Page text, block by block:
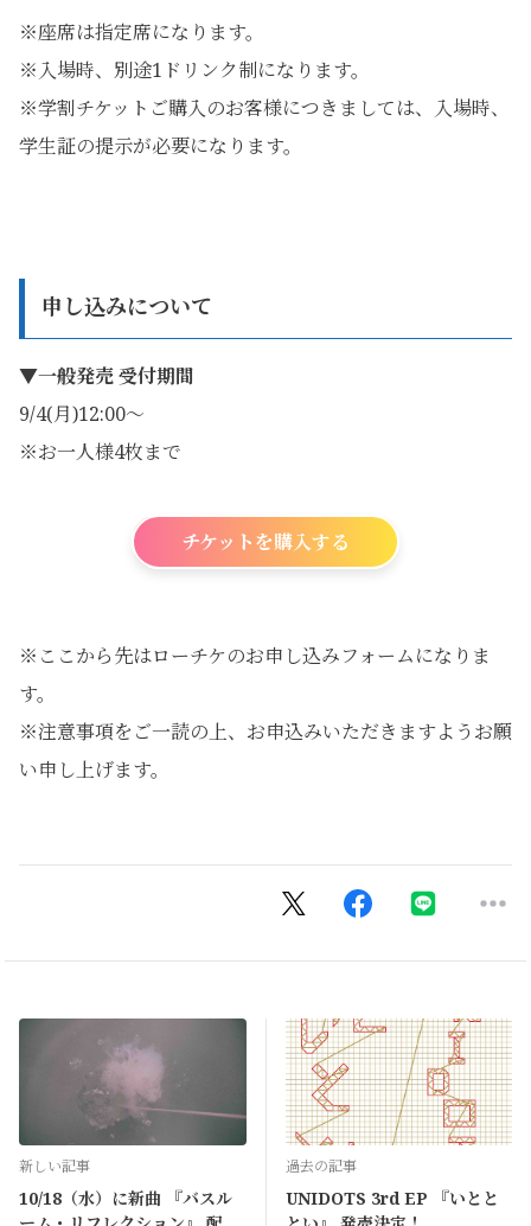
※座席は指定席になります。
※入場時、別途1ドリンク制になります。
※学割チケットご購入のお客様につきましては、入場時、
学生証の提示が必要になります。
申し込みについて
▼一般発売受付期間
9/4(月)12:00～
※お一人様4枚まで
チケットを購入する
※ここから先はローチケのお申し込みフォームになりま
す。
※注意事項をご一読の上、お申込みいただきますようお願
い申し上げます。
新しい記事
10/18（水）に新曲 『バスル
過去の記事
UNIDOTS 3rd EP 『いとと